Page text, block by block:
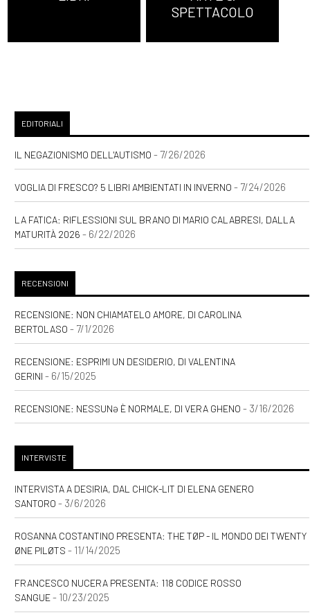
SPETTACOLO
EDITORIALI
IL NEGAZIONISMO DELL'AUTISMO - 7/26/2026
VOGLIA DI FRESCO? 5 LIBRI AMBIENTATI IN INVERNO - 7/24/2026
LA FATICA: RIFLESSIONI SUL BRANO DI MARIO CALABRESI, DALLA
MATURITÀ 2026 - 6/22/2026
RECENSIONI
RECENSIONE: NON CHIAMATELO AMORE, DI CAROLINA
BERTOLASO - 7/1/2026
RECENSIONE: ESPRIMI UN DESIDERIO, DI VALENTINA
GERINI - 6/15/2025
RECENSIONE: NESSUNƏ È NORMALE, DI VERA GHENO - 3/16/2026
INTERVISTE
INTERVISTA A DESIRIA, DAL CHICK-LIT DI ELENA GENERO
SANTORO - 3/6/2026
ROSANNA COSTANTINO PRESENTA: THE TØP - IL MONDO DEI TWENTY
ØNE PILØTS - 11/14/2025
FRANCESCO NUCERA PRESENTA: 118 CODICE ROSSO
SANGUE- 10/23/2025